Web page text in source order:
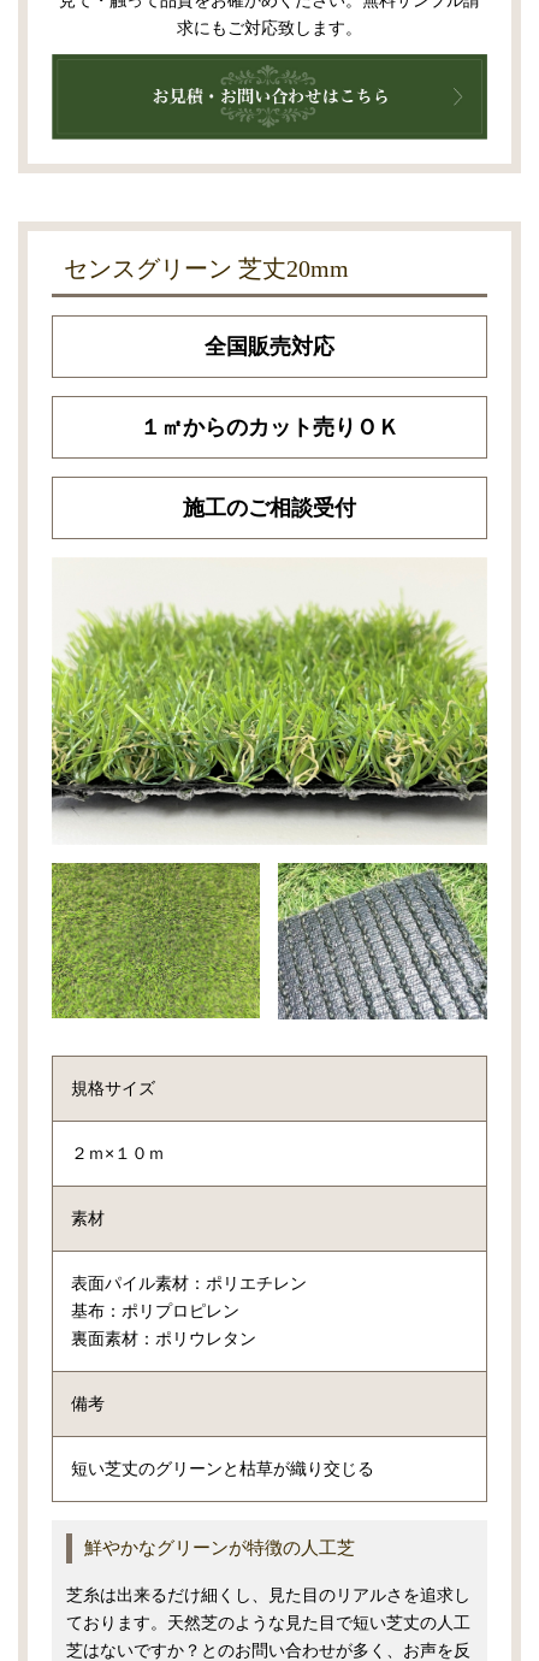
求にもご対応致します。
センスグリーン 芝丈20mm
全国販売対応
１㎡からのカット売りＯＫ
施工のご相談受付
規格サイズ
２ｍ×１０ｍ
素材
表面パイル素材：ポリエチレン
基布：ポリプロピレン
裏面素材：ポリウレタン
備考
短い芝丈のグリーンと枯草が織り交じる
鮮やかなグリーンが特徴の人工芝
芝糸は出来るだけ細くし、見た目のリアルさを追求し
ております。天然芝のような見た目で短い芝丈の人工
芝はないですか？とのお問い合わせが多く、お声を反